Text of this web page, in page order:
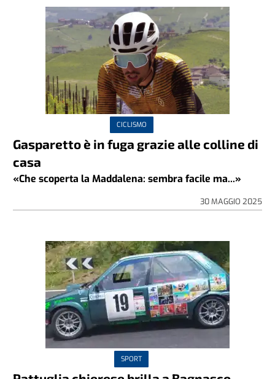
CICLISMO
Gasparetto è in fuga grazie alle colline di
casa
«Che scoperta la Maddalena: sembra facile ma...»
30 MAGGIO 2025
SPORT